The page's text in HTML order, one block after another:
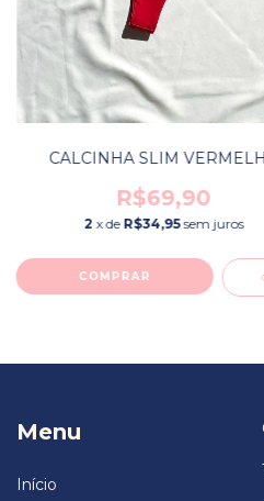
CALCINHA SLIM
R$69,90
2 x de R$34,95 sem juros
COMPRAR
Menu
Início